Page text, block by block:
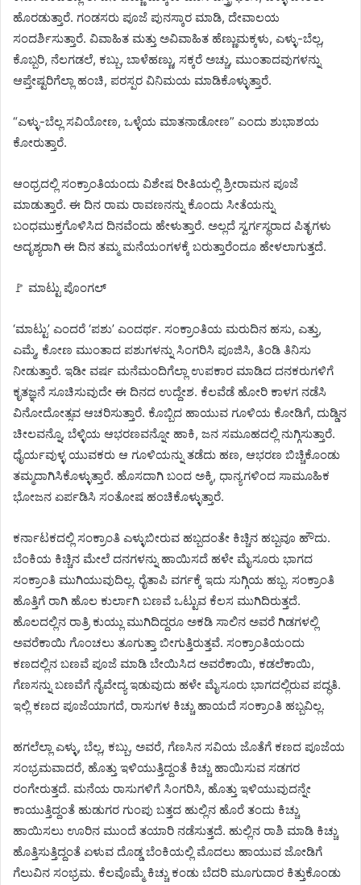
ಹೊರಡುತ್ತಾರೆ. ಗಂಡಸರು ಪೂಜೆ ಪುನಸ್ಕಾರ ಮಾಡಿ, ದೇವಾಲಯ
ಸಂದರ್ಶಿಸುತ್ತಾರೆ. ವಿವಾಹಿತ ಮತ್ತು ಅವಿವಾಹಿತ ಹೆಣ್ಣುಮಕ್ಕಳು, ಎಳ್ಳು-ಬೆಲ್ಲ,
ಕೊಬ್ಬರಿ, ನೆಲಗಡಲೆ, ಕಬ್ಬು, ಬಾಳೆಹಣ್ಣು, ಸಕ್ಕರೆ ಅಚ್ಚು, ಮುಂತಾದವುಗಳನ್ನು
ಆಪ್ತೇಷ್ಟರಿಗೆಲ್ಲಾ ಹಂಚಿ, ಪರಸ್ಪರ ವಿನಿಮಯ ಮಾಡಿಕೊಳ್ಳುತ್ತಾರೆ.
“ಎಳ್ಳು-ಬೆಲ್ಲ ಸವಿಯೋಣ, ಒಳ್ಳೆಯ ಮಾತನಾಡೋಣ” ಎಂದು ಶುಭಾಶಯ
ಕೋರುತ್ತಾರೆ.
ಆಂಧ್ರದಲ್ಲಿ ಸಂಕ್ರಾಂತಿಯಂದು ವಿಶೇಷ ರೀತಿಯಲ್ಲಿ ಶ್ರೀರಾಮನ ಪೂಜೆ
ಮಾಡುತ್ತಾರೆ. ಈ ದಿನ ರಾಮ ರಾವಣನನ್ನು ಕೊಂದು ಸೀತೆಯನ್ನು
ಬಂಧಮುಕ್ತಗೊಳಿಸಿದ ದಿನವೆಂದು ಹೇಳುತ್ತಾರೆ. ಅಲ್ಲದೆ ಸ್ವರ್ಗಸ್ಥರಾದ ಪಿತೃಗಳು
ಅದೃಶ್ಯರಾಗಿ ಈ ದಿನ ತಮ್ಮ ಮನೆಯಂಗಳಕ್ಕೆ ಬರುತ್ತಾರೆಂದೂ ಹೇಳಲಾಗುತ್ತದೆ.
🚩 ಮಾಟ್ಟು ಪೊಂಗಲ್
‘ಮಾಟ್ಟು’ ಎಂದರೆ ‘ಪಶು’ ಎಂದರ್ಥ. ಸಂಕ್ರಾಂತಿಯ ಮರುದಿನ ಹಸು, ಎತ್ತು,
ಎಮ್ಮೆ, ಕೋಣ ಮುಂತಾದ ಪಶುಗಳನ್ನು ಸಿಂಗರಿಸಿ ಪೂಜಿಸಿ, ತಿಂಡಿ ತಿನಿಸು
ನೀಡುತ್ತಾರೆ. ಇಡೀ ವರ್ಷ ಮನೆಮಂದಿಗೆಲ್ಲಾ ಉಪಕಾರ ಮಾಡಿದ ದನಕರುಗಳಿಗೆ
ಕೃತಜ್ಞನೆ ಸೂಚಿಸುವುದೇ ಈ ದಿನದ ಉದ್ದೇಶ. ಕೆಲವೆಡೆ ಹೋರಿ ಕಾಳಗ ನಡೆಸಿ
ವಿನೋದೋತ್ಸವ ಆಚರಿಸುತ್ತಾರೆ. ಕೊಬ್ಬಿದ ಹಾಯುವ ಗೂಳಿಯ ಕೋಡಿಗೆ, ದುಡ್ಡಿನ
ಚೀಲವನ್ನೊ, ಬೆಳ್ಳಿಯ ಆಭರಣವನ್ನೋ ಹಾಕಿ, ಜನ ಸಮೂಹದಲ್ಲಿ ನುಗ್ಗಿಸುತ್ತಾರೆ.
ಧೈರ್ಯವುಳ್ಳ ಯುವಕರು ಆ ಗೂಳಿಯನ್ನು ತಡೆದು ಹಣ, ಆಭರಣ ಬಿಚ್ಚಿಕೊಂಡು
ತಮ್ಮದಾಗಿಸಿಕೊಳ್ಳುತ್ತಾರೆ. ಹೊಸದಾಗಿ ಬಂದ ಅಕ್ಕಿ, ಧಾನ್ಯಗಳಿಂದ ಸಾಮೂಹಿಕ
ಭೋಜನ ಏರ್ಪಡಿಸಿ ಸಂತೋಷ ಹಂಚಿಕೊಳ್ಳುತ್ತಾರೆ.
ಕರ್ನಾಟಕದಲ್ಲಿ ಸಂಕ್ರಾಂತಿ ಎಳ್ಳುಬೀರುವ ಹಬ್ಬದಂತೇ ಕಿಚ್ಚಿನ ಹಬ್ಬವೂ ಹೌದು.
ಬೆಂಕಿಯ ಕಿಚ್ಚಿನ ಮೇಲೆ ದನಗಳನ್ನು ಹಾಯಿಸದೆ ಹಳೇ ಮೈಸೂರು ಭಾಗದ
ಸಂಕ್ರಾಂತಿ ಮುಗಿಯುವುದಿಲ್ಲ. ರೈತಾಪಿ ವರ್ಗಕ್ಕೆ ಇದು ಸುಗ್ಗಿಯ ಹಬ್ಬ. ಸಂಕ್ರಾಂತಿ
ಹೊತ್ತಿಗೆ ರಾಗಿ ಹೊಲ ಕುರ್ಲಾಗಿ ಬಣವೆ ಒಟ್ಟುವ ಕೆಲಸ ಮುಗಿದಿರುತ್ತದೆ.
ಹೊಲದಲ್ಲಿನ ರಾತ್ರಿ ಕುಯ್ಲು ಮುಗಿದಿದ್ದರೂ ಅಕಡಿ ಸಾಲಿನ ಅವರೆ ಗಿಡಗಳಲ್ಲಿ
ಅವರೆಕಾಯಿ ಗೊಂಚಲು ತೂಗುತ್ತಾ ಬೀಗುತ್ತಿರುತ್ತವೆ. ಸಂಕ್ರಾಂತಿಯಂದು
ಕಣದಲ್ಲಿನ ಬಣವೆ ಪೂಜೆ ಮಾಡಿ ಬೇಯಿಸಿದ ಅವರೆಕಾಯಿ, ಕಡಲೆಕಾಯಿ,
ಗೆಣಸನ್ನು ಬಣವೆಗೆ ನೈವೇದ್ಯ ಇಡುವುದು ಹಳೇ ಮೈಸೂರು ಭಾಗದಲ್ಲಿರುವ ಪದ್ಧತಿ.
ಇಲ್ಲಿ ಕಣದ ಪೂಜೆಯಾಗದೆ, ರಾಸುಗಳ ಕಿಚ್ಚು ಹಾಯದೆ ಸಂಕ್ರಾಂತಿ ಹಬ್ಬವಿಲ್ಲ.
ಹಗಲೆಲ್ಲಾ ಎಳ್ಳು, ಬೆಲ್ಲ, ಕಬ್ಬು, ಅವರೆ, ಗೆಣಸಿನ ಸವಿಯ ಜೊತೆಗೆ ಕಣದ ಪೂಜೆಯ
ಸಂಭ್ರಮವಾದರೆ, ಹೊತ್ತು ಇಳಿಯುತ್ತಿದ್ದಂತೆ ಕಿಚ್ಚು ಹಾಯಿಸುವ ಸಡಗರ
ರಂಗೇರುತ್ತದೆ. ಮನೆಯ ರಾಸುಗಳಿಗೆ ಸಿಂಗರಿಸಿ, ಹೊತ್ತು ಇಳಿಯುವುದನ್ನೇ
ಕಾಯುತ್ತಿದ್ದಂತೆ ಹುಡುಗರ ಗುಂಪು ಬತ್ತದ ಹುಲ್ಲಿನ ಹೊರೆ ತಂದು ಕಿಚ್ಚು
ಹಾಯಿಸಲು ಊರಿನ ಮುಂದೆ ತಯಾರಿ ನಡೆಸುತ್ತದೆ. ಹುಲ್ಲಿನ ರಾಶಿ ಮಾಡಿ ಕಿಚ್ಚು
ಹೊತ್ತಿಸುತ್ತಿದ್ದಂತೆ ಏಳುವ ದೊಡ್ಡ ಬೆಂಕಿಯಲ್ಲಿ ಮೊದಲು ಹಾಯುವ ಜೋಡಿಗೆ
ಗೆಲುವಿನ ಸಂಭ್ರಮ. ಕೆಲವೊಮ್ಮೆ ಕಿಚ್ಚು ಕಂಡು ಬೆದರಿ ಮೂಗುದಾರ ಕಿತ್ತುಕೊಂಡು